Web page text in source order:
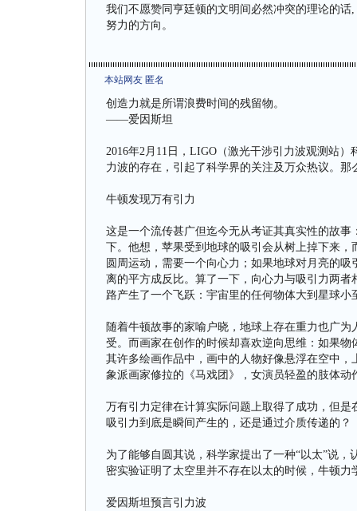
我们不愿赞同亨廷顿的文明间必然冲突的理论的
努力的方向。
本站网友 匿名
创造力就是所谓浪费时间的残留物。
——爱因斯坦
2016年2月11日，LIGO（激光干涉引力波观测站
力波的存在，引起了科学界的关注及万众热议。
牛顿发现万有引力
这是一个流传甚广但迄今无从考证其真实性的故
下。他想，苹果受到地球的吸引会从树上掉下来
圆周运动，需要一个向心力；如果地球对月亮的
离的平方成反比。算了一下，向心力与吸引力两
路产生了一个飞跃：宇宙里的任何物体大到星球
随着牛顿故事的家喻户晓，地球上存在重力也广
受。而画家在创作的时候却喜欢逆向思维：如果
其许多绘画作品中，画中的人物好像悬浮在空中
象派画家修拉的《马戏团》，女演员轻盈的肢体
万有引力定律在计算实际问题上取得了成功，但
吸引力到底是瞬间产生的，还是通过介质传递的？
为了能够自圆其说，科学家提出了一种“以太”说
密实验证明了太空里并不存在以太的时候，牛顿力
爱因斯坦预言引力波